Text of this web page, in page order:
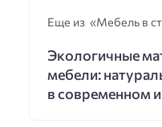
Еще из «Мебель в
Экологичные
мебели:
в современном